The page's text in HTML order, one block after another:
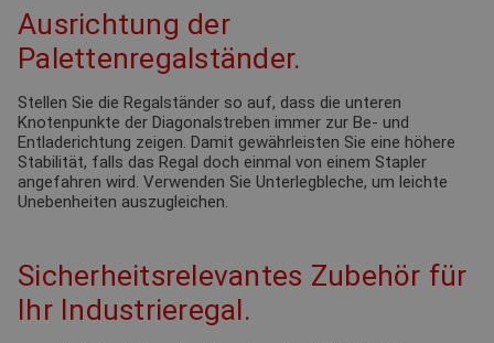
Ausrichtung der
Palettenregalständer.
Stellen Sie die Regalständer so auf, dass die unteren
Knotenpunkte der Diagonalstreben immer zur Be- und
Entladerichtung zeigen. Damit gewährleisten Sie eine höhere
Stabilität, falls das Regal doch einmal von einem Stapler
angefahren wird. Verwenden Sie Unterlegbleche, um leichte
Unebenheiten auszugleichen.
Sicherheitsrelevantes Zubehör für
Ihr Industrieregal.